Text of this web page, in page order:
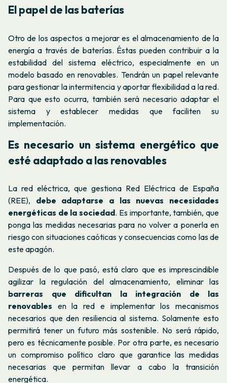
El papel de las baterías
Otro de los aspectos a mejorar es el almacenamiento de la
energía a través de baterías. Éstas pueden contribuir a la
estabilidad del sistema eléctrico, especialmente en un
modelo basado en renovables. Tendrán un papel relevante
para gestionar la intermitencia y aportar flexibilidad a la red.
Para que esto ocurra, también será necesario adaptar el
sistema y establecer medidas que faciliten su
implementación.
Es necesario un sistema energético que
esté adaptado a las renovables
La red eléctrica, que gestiona Red Eléctrica de España
(REE), debe adaptarse a las nuevas necesidades
energéticas de la sociedad. Es importante, también, que
ponga las medidas necesarias para no volver a ponerla en
riesgo con situaciones caóticas y consecuencias como las de
este apagón.
Después de lo que pasó, está claro que es imprescindible
agilizar la regulación del almacenamiento, eliminar las
barreras que dificultan la integración de las
renovables en la red e implementar los mecanismos
necesarios que den resiliencia al sistema. Solamente esto
permitirá tener un futuro más sostenible. No será rápido,
pero es técnicamente posible. Por otra parte, es necesario
un compromiso político claro que garantice las medidas
necesarias que permitan llevar a cabo la transición
energética.